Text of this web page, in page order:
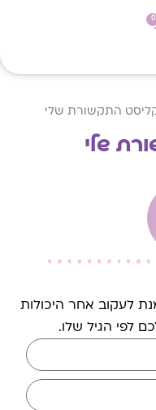
0
התקשורת שלי
שלי
לעקוב אחר היכולות
לפי הגיל שלו.